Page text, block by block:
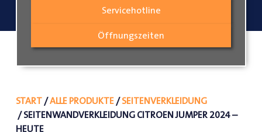
Servicehotline
Öffnungszeiten
START/ALLE PRODUKTE/SEITENVERKLEIDUNG
/ SEITENWANDVERKLEIDUNG CITROEN JUMPER 2024 –
HEUTE